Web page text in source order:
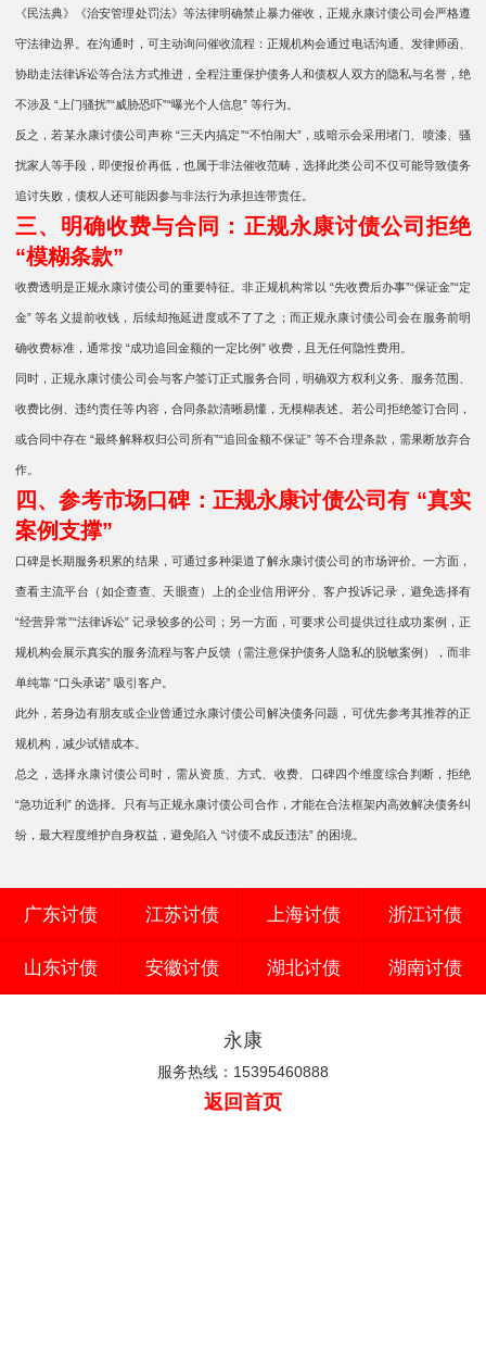
《民法典》《治安管理处罚法》等法律明确禁止暴力催收，正规永康讨债公司会严格遵
守法律边界。在沟通时，可主动询问催收流程：正规机构会通过电话沟通、发律师函、
协助走法律诉讼等合法方式推进，全程注重保护债务人和债权人双方的隐私与名誉，绝
不涉及 “上门骚扰”“威胁恐吓”“曝光个人信息” 等行为。
反之，若某永康讨债公司声称 “三天内搞定”“不怕闹大”，或暗示会采用堵门、喷漆、骚
扰家人等手段，即便报价再低，也属于非法催收范畴，选择此类公司不仅可能导致债务
追讨失败，债权人还可能因参与非法行为承担连带责任。
三、明确收费与合同：正规永康讨债公司拒绝
“模糊条款”
收费透明是正规永康讨债公司的重要特征。非正规机构常以 “先收费后办事”“保证金”“定
金” 等名义提前收钱，后续却拖延进度或不了了之；而正规永康讨债公司会在服务前明
确收费标准，通常按 “成功追回金额的一定比例” 收费，且无任何隐性费用。
同时，正规永康讨债公司会与客户签订正式服务合同，明确双方权利义务、服务范围、
收费比例、违约责任等内容，合同条款清晰易懂，无模糊表述。若公司拒绝签订合同，
或合同中存在 “最终解释权归公司所有”“追回金额不保证” 等不合理条款，需果断放弃合
作。
四、参考市场口碑：正规永康讨债公司有 “真实
案例支撑”
口碑是长期服务积累的结果，可通过多种渠道了解永康讨债公司的市场评价。一方面，
查看主流平台（如企查查、天眼查）上的企业信用评分、客户投诉记录，避免选择有
“经营异常”“法律诉讼” 记录较多的公司；另一方面，可要求公司提供过往成功案例，正
规机构会展示真实的服务流程与客户反馈（需注意保护债务人隐私的脱敏案例），而非
单纯靠 “口头承诺” 吸引客户。
此外，若身边有朋友或企业曾通过永康讨债公司解决债务问题，可优先参考其推荐的正
规机构，减少试错成本。
总之，选择永康讨债公司时，需从资质、方式、收费、口碑四个维度综合判断，拒绝
“急功近利” 的选择。只有与正规永康讨债公司合作，才能在合法框架内高效解决债务纠
纷，最大程度维护自身权益，避免陷入 “讨债不成反违法” 的困境。
广东讨债 江苏讨债 上海讨债 浙江讨债
山东讨债 安徽讨债 湖北讨债 湖南讨债
永康
服务热线：15395460888
返回首页